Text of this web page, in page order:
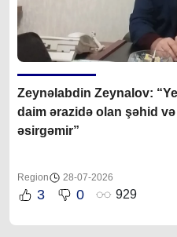
Zeynəlabdin Zeynalov:
daim ərazidə olan şəhid
əsirgəmir”
Region 28-07-2026
3 0 929